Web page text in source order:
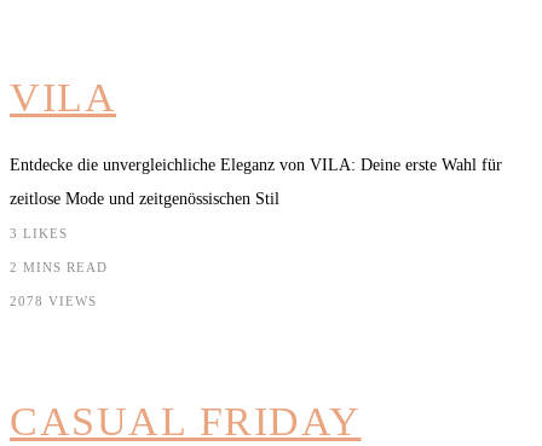
VILA
Entdecke die unvergleichliche Eleganz von VILA: Deine erste Wahl für
zeitlose Mode und zeitgenössischen Stil
3 LIKES
2 MINS READ
2078 VIEWS
CASUAL FRIDAY